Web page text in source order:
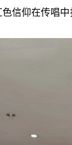
信仰在传唱中